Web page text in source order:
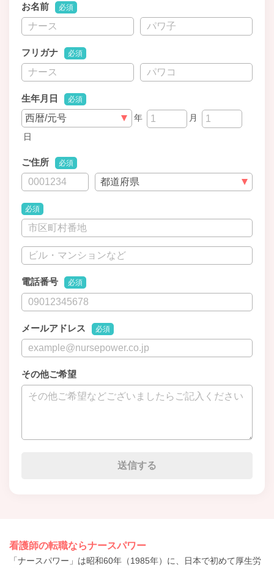
お名前 必須
フリガナ 必須
生年月日 必須
年
月
日
ご住所 必須
必須
電話番号 必須
メールアドレス 必須
その他ご希望
看護師の転職ならナースパワー
「ナースパワー」は昭和60年（1985年）に、日本で初めて厚生労